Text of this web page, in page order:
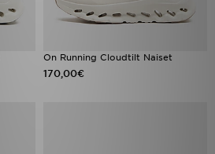
On Running Cloudtilt Naiset
170,00€